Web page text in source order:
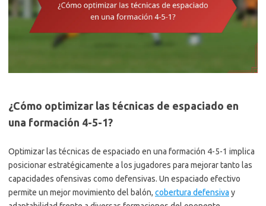
¿Cómo optimizar las técnicas de espaciado en
una formación 4-5-1?
Optimizar las técnicas de espaciado en una formación 4-5-1 implica
posicionar estratégicamente a los jugadores para mejorar tanto las
capacidades ofensivas como defensivas. Un espaciado efectivo
permite un mejor movimiento del balón, cobertura defensiva y